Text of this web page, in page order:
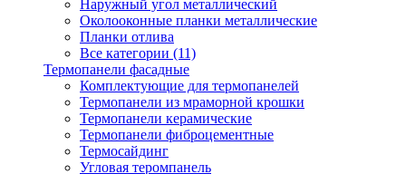
Наружный угол металлический
Околооконные планки металлические
Планки отлива
Все категории (11)
Термопанели фасадные
Комплектующие для термопанелей
Термопанели из мраморной крошки
Термопанели керамические
Термопанели фиброцементные
Термосайдинг
Угловая теромпанель